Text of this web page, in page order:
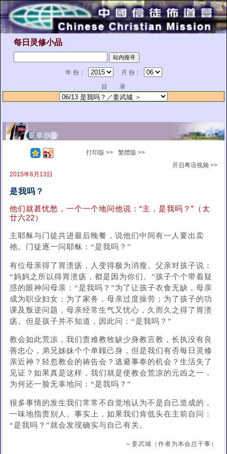
每日灵修小品
年 份：
月 份：
目 录
打印版 >>
繁體版 >>
开启粤语视频 >>
2015年6月13日
是我吗？
他们就甚忧愁，一个一个地问他说：“主，是我吗？”（太
廿六22）
主耶稣与门徒共进最后晚餐，说他们中间有一人要出卖
祂。门徒逐一问耶稣：“是我吗？”
有位母亲得了胃溃疡，人变得极为消瘦。父亲对孩子说：
“妈妈之所以得胃溃疡，都是因为你们。”孩子个个带着疑
惑的眼神问母亲：“是我吗？”为了让孩子衣食无缺，母亲
成为职业妇女；为了家务，母亲过度操劳；为了孩子的功
课及叛逆问题，母亲经常生气又忧心，久而久之得了胃溃
疡。但是孩子并不知道，因此问：“是我吗？”
教会如此荒凉，我们责难教牧缺少身教言教，长执没有良
善忠心，弟兄姊妹个个单顾己身，但是我们有否每日灵修
亲近神？轻忽教会的祷告会？逃避事奉的机会？生活失了
见证？如果真是这样，我们就是使教会荒凉的元凶之一，
为何还一脸无辜地问：“是我吗？”
很多事情的发生我们常常不自觉地认为不是自己造成的，
一味地指责别人。事实上，如果我们肯低头在主前自问：
“是我吗？”就会发现确实与自己有关。
～姜武城（作者为本会总干事）